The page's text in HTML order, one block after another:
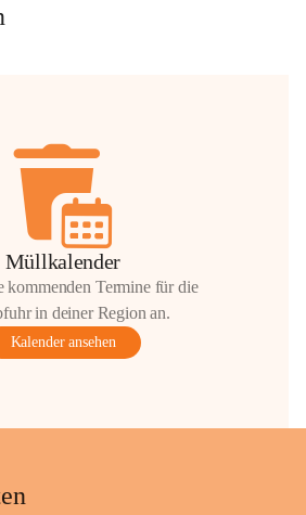
Müllkalender
kommenden Termine für die
in deiner Region an.
Kalender ansehen